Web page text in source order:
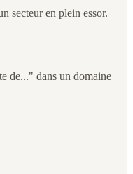
secteur en plein essor.
de..." dans un domaine